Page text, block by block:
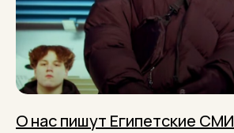
О нас пишут Египетские СМИ